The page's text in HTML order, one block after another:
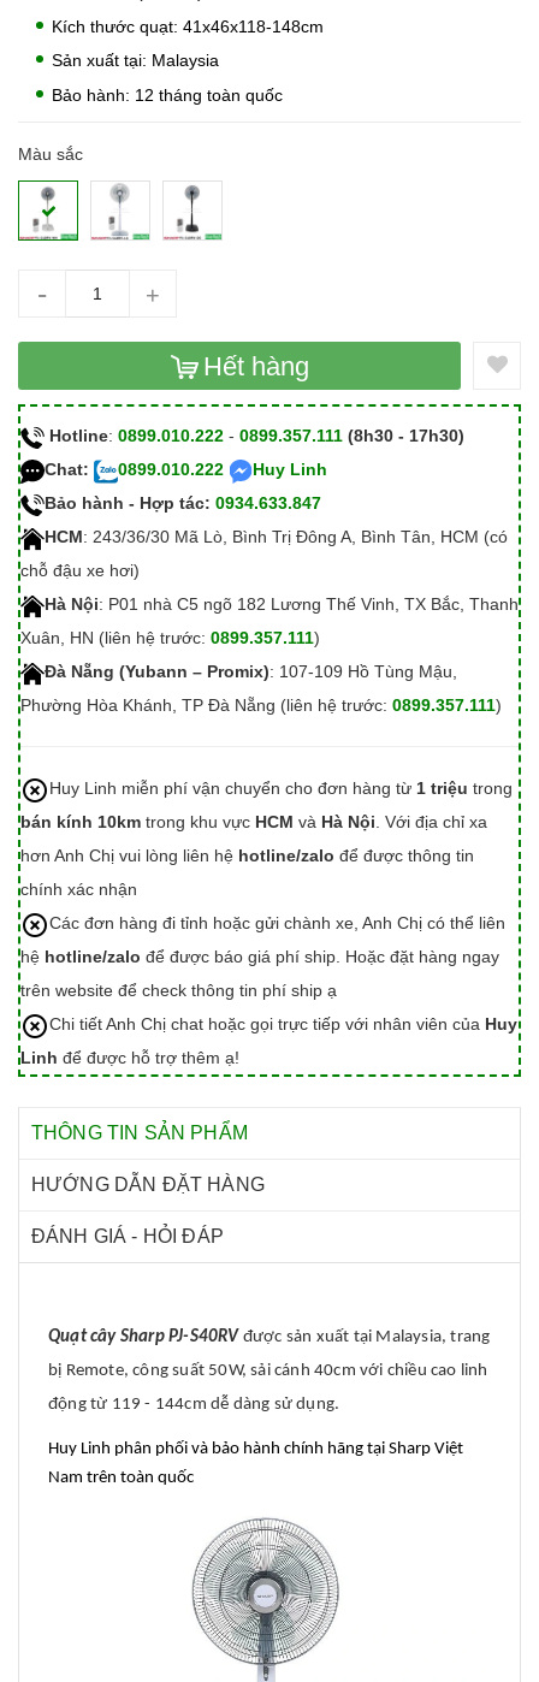
Kích thước quạt: 41x46x118-148cm
Sản xuất tại: Malaysia
Bảo hành: 12 tháng toàn quốc
Màu sắc
- +
Hết hàng
Hotline: 0899.010.222 - 0899.357.111 (8h30 - 17h30)
Chat:
0899.010.222
Huy Linh
Bảo hành - Hợp tác: 0934.633.847
HCM: 243/36/30 Mã Lò, Bình Trị Đông A, Bình Tân, HCM (có
chỗ đậu xe hơi)
Hà Nội: P01 nhà C5 ngõ 182 Lương Thế Vinh, TX Bắc, Thanh
Xuân, HN (liên hệ trước: 0899.357.111)
Đà Nẵng (Yubann – Promix): 107-109 Hồ Tùng Mậu,
Phường Hòa Khánh, TP Đà Nẵng (liên hệ trước: 0899.357.111)
Huy Linh miễn phí vận chuyển cho đơn hàng từ 1 triệu trong
bán kính 10km trong khu vực HCM và Hà Nội. Với địa chỉ xa
hơn Anh Chị vui lòng liên hệ hotline/zalo để được thông tin
chính xác nhận
Các đơn hàng đi tỉnh hoặc gửi chành xe, Anh Chị có thể liên
hệ hotline/zalo để được báo giá phí ship. Hoặc đặt hàng ngay
trên website để check thông tin phí ship ạ
Chi tiết Anh Chị chat hoặc gọi trực tiếp với nhân viên của Huy
Linh để được hỗ trợ thêm ạ!
THÔNG TIN SẢN PHẨM
HƯỚNG DẪN ĐẶT HÀNG
ĐÁNH GIÁ - HỎI ĐÁP
Quạt cây Sharp PJ-S40RV được sản xuất tại Malaysia, trang
bị Remote, công suất 50W, sải cánh 40cm với chiều cao linh
động từ 119 - 144cm dễ dàng sử dụng.
Huy Linh phân phối và bảo hành chính hãng tại Sharp Việt
Nam trên toàn quốc